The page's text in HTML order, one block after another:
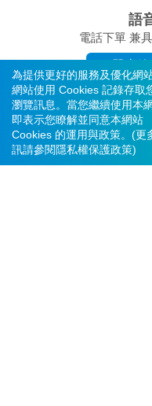
語
電話下單 兼
進入
為提供更好的服務及優化網
網站使用 Cookies 記錄存取
瀏覽訊息。當您繼續使用本
即表示您瞭解並同意本網站
Cookies 的運用與政策。(更
訊請參閱隱私權保護政策)